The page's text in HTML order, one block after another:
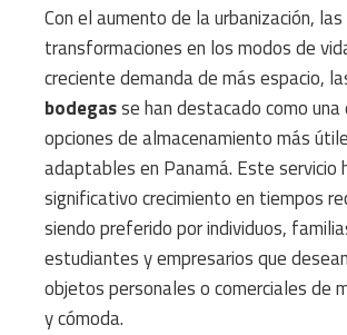
Con el aumento de la urbanización, las
transformaciones en los modos de
creciente demanda de más espacio,
bodegasse han destacado como una
opciones de almacenamiento más
adaptables en Panamá. Este servicio
significativo crecimiento en tiempos
siendo preferido por individuos,
estudiantes y empresarios que
objetos personales o comerciales de
y cómoda.